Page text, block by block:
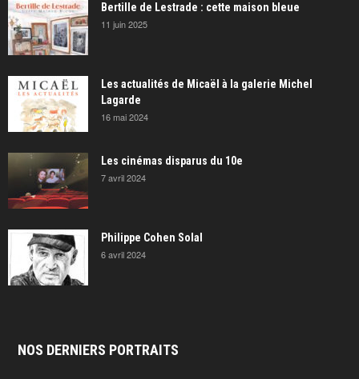
Bertille de Lestrade : cette maison bleue
11 juin 2025
Les actualités de Micaël à la galerie Michel
Lagarde
16 mai 2024
Les cinémas disparus du 10e
7 avril 2024
Philippe Cohen Solal
6 avril 2024
NOS DERNIERS PORTRAITS